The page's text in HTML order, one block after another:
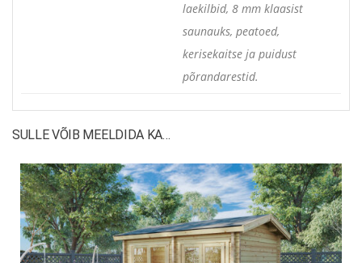
laekilbid, 8 mm klaasist
saunauks, peatoed,
kerisekaitse ja puidust
põrandarestid.
SULLE VÕIB MEELDIDA KA…